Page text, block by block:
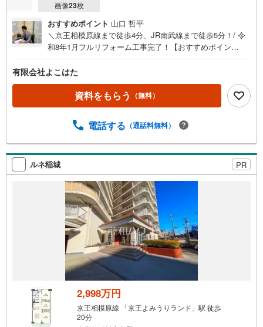
画像23枚
おすすめポイント 山口 哲平
＼京王相模原線まで徒歩4分、JR南武線まで徒歩5分！/ 令
和8年1月フルリフォーム工事完了！【おすすめポイン
用庭付き！ガーデニングや家庭菜園で緑溢れる暮らし・小
さなお子様も無理なく通える小学校徒歩2分！など 事前見
学予約・当日見学希望・ローン相談などお気軽にお問合せ
下さい。 本日の現地ご見学が可能です まずはお気軽に「よ
＝＝＝＝＝＝＝＝＝＝＝＝＝＝＝＝＝＝＝＝＝＝＝【営業
繋がりやすくなっております。ぜひお気軽にご連絡下さ
い！現地を見学される場合は「室内・現地を見学する（無
料）」ボタンよりご希望の日時をご記入いただけますとス
ムーズにご案内が可能です。＝＝＝＝＝＝＝＝＝＝＝＝＝
＝＝＝＝＝＝＝＝＝＝＝＝＝＝＝＝
有限会社よこはた
資料をもらう （無料）
電話する （通話料無料）
ルネ稲城 PR
2,998万円
京王相模原線 「京王よみうりランド」駅 徒歩
20分